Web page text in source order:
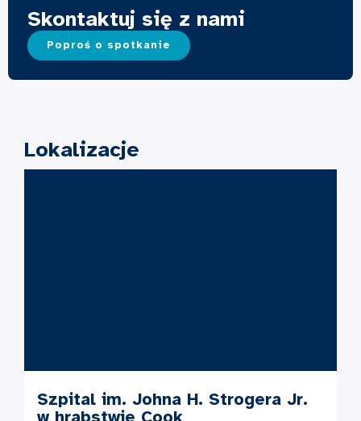
Skontaktuj się z nami
Poproś o spotkanie
Lokalizacje
Szpital im. Johna H. Strogera Jr.